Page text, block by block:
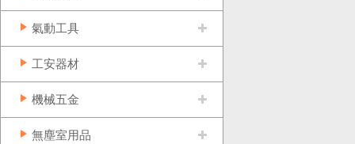
氣動工具
工安器材
機械五金
無塵室用品